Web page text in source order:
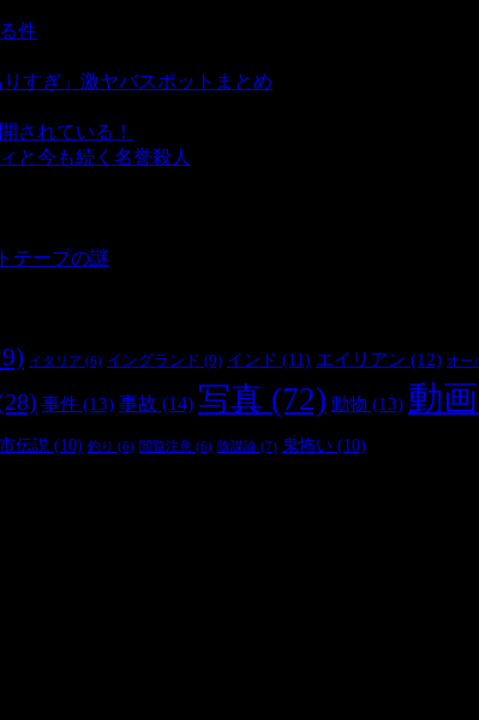
件
すぎ」激ヤバスポットまとめ
されている！
と今も続く名誉殺人
ー
テープの謎
イタリア (6) イングランド (9) インド (11) エイリアン (12) オー
事件 (13) 事故 (14) 写真 (72) 動物 (13) 動画
伝説 (10) 釣り (6) 閲覧注意 (6) 陰謀論 (7) 鬼怖い (10)